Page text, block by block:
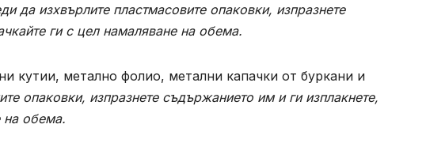
да изхвърлите пластмасовите опаковки, изпразнете
ги с цел намаляване на обема.
кутии, метално фолио, метални капачки от буркани и
опаковки, изпразнете съдържанието им и ги изплакнете,
на обема.